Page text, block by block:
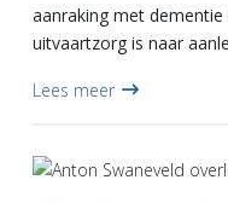
aanraking met
uitvaartzorg is naar
helpen o...
Lees meer